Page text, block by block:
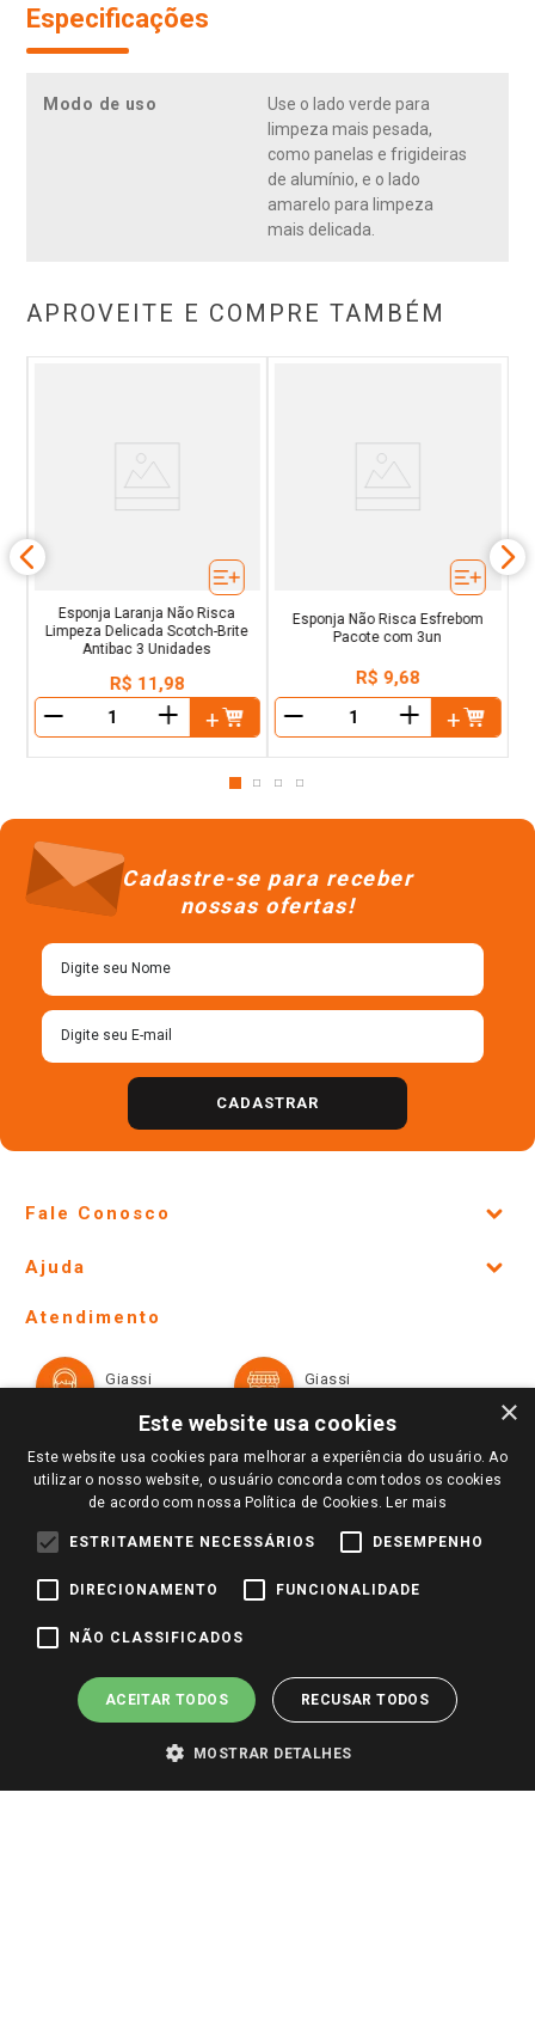
Especificações
Modo de uso
Use o lado verde para
limpeza mais pesada,
como panelas e frigideiras
de alumínio, e o lado
amarelo para limpeza
mais delicada.
APROVEITE E COMPRE TAMBÉM
Esponja Laranja Não Risca
Limpeza Delicada Scotch-Brite
Antibac 3 Unidades
R$ 11,98
＋
Esponja Não Risca Esfrebom
Pacote com 3un
R$ 9,68
＋
Cadastre-se para receber
nossas ofertas!
CADASTRAR
Fale Conosco
Lojas Físicas e Horários
Ofertas
Televendas
Notícias
Perguntas frequentes
Identidade Visual
Ajuda
Formas de Pagamento
Trocas e Devoluções
Atendimento
Giassi
Giassi
Redes Sociais
Pagamento e Segurança
×
Este website usa cookies
Este website usa cookies para melhorar a experiência do usuário. Ao
utilizar o nosso website, o usuário concorda com todos os cookies
de acordo com nossa Política de Cookies. Ler mais
ESTRITAMENTE NECESSÁRIOS DESEMPENHO
DIRECIONAMENTO FUNCIONALIDADE
NÃO CLASSIFICADOS
ACEITAR TODOS RECUSAR TODOS
MOSTRAR DETALHES